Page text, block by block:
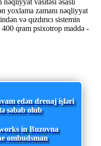
vasitəsi əsaslı
yoxlama zamanı nəqliyyat
və qızdırıcı sistemin
qram psixotrop maddə -
edən drenaj işləri
səbəb olub
in Buzovna
ombudsman